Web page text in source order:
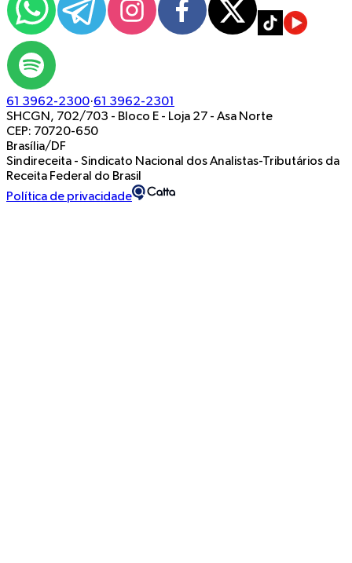
61 3962-2300·61 3962-2301
SHCGN, 702/703 - Bloco E - Loja 27 - Asa Norte
CEP: 70720-650
Brasília/DF
Sindireceita - Sindicato Nacional dos Analistas-Tributários da
Receita Federal do Brasil
Política de privacidade